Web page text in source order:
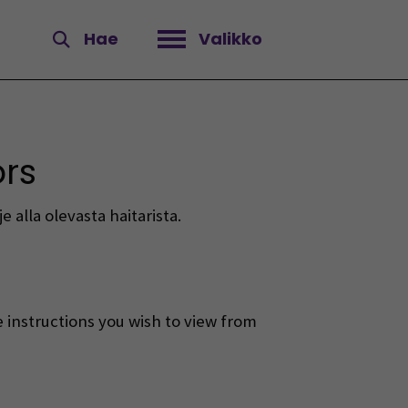
Hae Valikko
Avaa valikko
alla olevasta haitarista.
instructions you wish to view from